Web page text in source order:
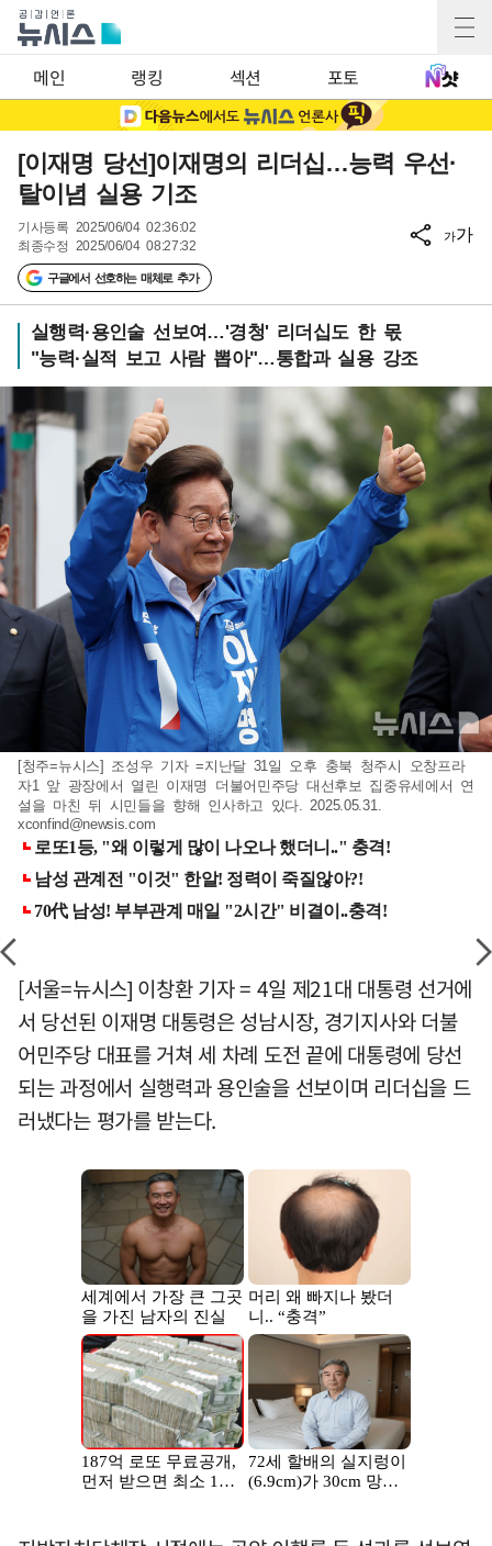
메인 랭킹 섹션 포토
[이재명 당선]이재명의 리더십…능력 우선·
탈이념 실용 기조
기사등록 2025/06/04 02:36:02
최종수정 2025/06/04 08:27:32
구글에서 선호하는 매체로 추가
가가
실행력·용인술 선보여…'경청' 리더십도 한 몫
"능력·실적 보고 사람 뽑아"…통합과 실용 강조
[청주=뉴시스] 조성우 기자 =지난달 31일 오후 충북 청주시 오창프라
자1 앞 광장에서 열린 이재명 더불어민주당 대선후보 집중유세에서 연
설을 마친 뒤 시민들을 향해 인사하고 있다. 2025.05.31.
xconfind@newsis.com
[서울=뉴시스] 이창환 기자 = 4일 제21대 대통령 선거에
서 당선된 이재명 대통령은 성남시장, 경기지사와 더불
어민주당 대표를 거쳐 세 차례 도전 끝에 대통령에 당선
되는 과정에서 실행력과 용인술을 선보이며 리더십을 드
러냈다는 평가를 받는다.